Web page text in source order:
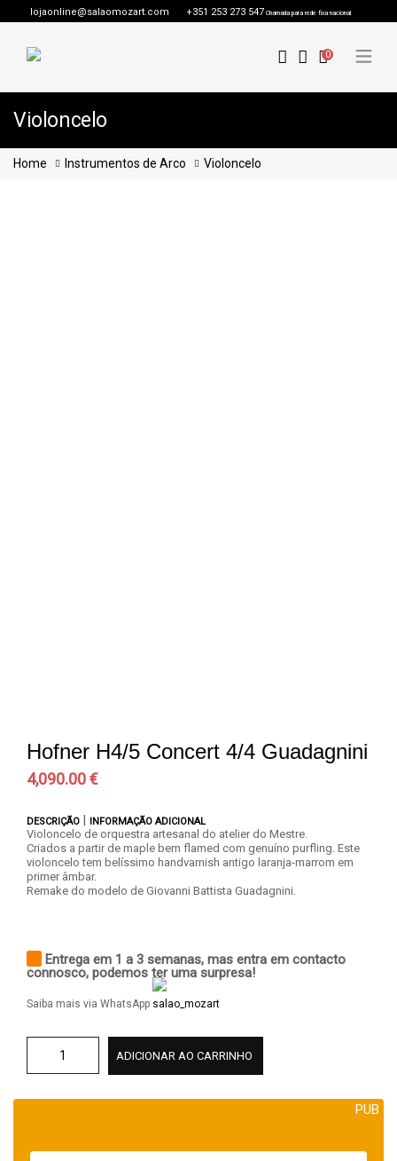
lojaonline@salaomozart.com +351 253 273 547 Chamada para rede fixa nacional
0
Violoncelo
Home Instrumentos de Arco Violoncelo
Hofner H4/5 Concert 4/4 Guadagnini
4,090.00 €
DESCRIÇÃO | INFORMAÇÃO ADICIONAL
Violoncelo de orquestra artesanal do atelier do Mestre.
Criados a partir de maple bem flamed com genuíno purfling. Este
violoncelo tem belíssimo handvarnish antigo laranja-marrom em
primer âmbar.
Remake do modelo de Giovanni Battista Guadagnini.
Entrega em 1 a 3 semanas, mas entra em contacto
connosco, podemos ter uma surpresa!
Saiba mais via WhatsApp
ADICIONAR AO CARRINHO
PUB